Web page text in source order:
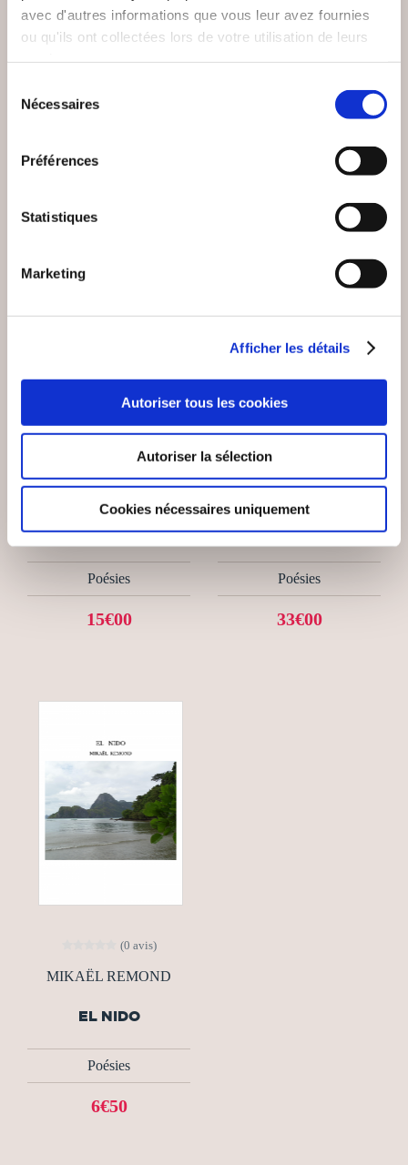
avec d'autres informations que vous leur avez fournies
ou qu'ils ont collectées lors de votre utilisation de leurs
Nécessaires
Préférences
Statistiques
Marketing
Afficher les détails
Autoriser tous les cookies
Autoriser la sélection
Cookies nécessaires uniquement
(RE)PRENDS TON
AU SOUFFLE DE
(0 avis)
Marius KAVEGE
MIROIRS ET REFLETS
Poésies
15€00
Boris Vasovitch
L'HEUREUX CUEILLE
DES RIMES — VOL. 1
Poésies
33€00
(0 avis)
MIKAËL REMOND
EL NIDO
Poésies
6€50